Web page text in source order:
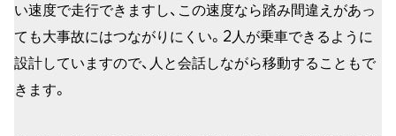
い速度で走行できますし、この速度なら踏み間違えがあっ
ても大事故にはつながりにくい。2人が乗車できるように
設計していますので、人と会話しながら移動することもで
きます。